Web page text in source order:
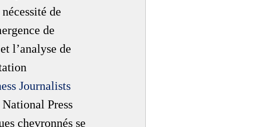
de
de
l’analyse de
Journalists
Press
chevronnés se